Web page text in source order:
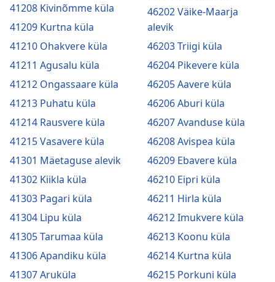
41208 Kivinõmme küla
41209 Kurtna küla
41210 Ohakvere küla
41211 Agusalu küla
41212 Ongassaare küla
41213 Puhatu küla
41214 Rausvere küla
41215 Vasavere küla
41301 Mäetaguse alevik
41302 Kiikla küla
41303 Pagari küla
41304 Lipu küla
41305 Tarumaa küla
41306 Apandiku küla
41307 Aruküla
46202 Väike-Maarja
alevik
46203 Triigi küla
46204 Pikevere küla
46205 Aavere küla
46206 Aburi küla
46207 Avanduse küla
46208 Avispea küla
46209 Ebavere küla
46210 Eipri küla
46211 Hirla küla
46212 Imukvere küla
46213 Koonu küla
46214 Kurtna küla
46215 Porkuni küla